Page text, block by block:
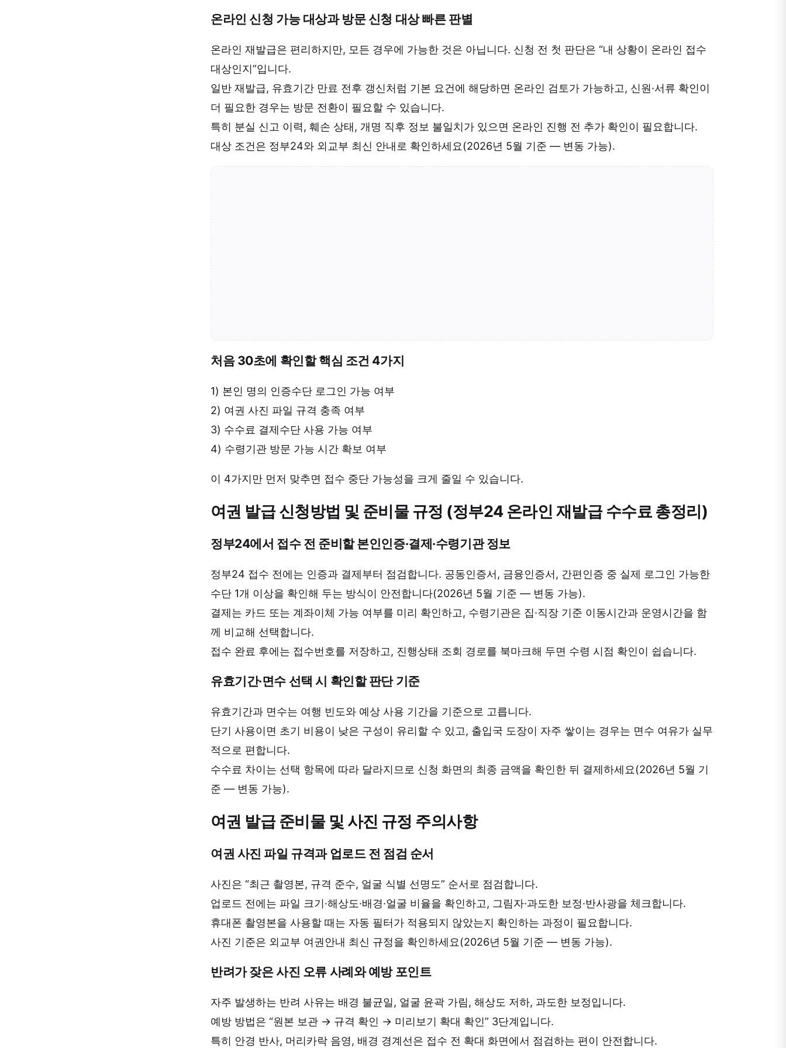
온라인 신청 가능 대상과 방문 신청 대상 빠른 판별
온라인 재발급은 편리하지만, 모든 경우에 가능한 것은 아닙니다. 신청 전 첫 판단은 “내 상황이 온라인 접수
대상인지”입니다.
일반 재발급, 유효기간 만료 전후 갱신처럼 기본 요건에 해당하면 온라인 검토가 가능하고, 신원·서류 확인이
더 필요한 경우는 방문 전환이 필요할 수 있습니다.
특히 분실 신고 이력, 훼손 상태, 개명 직후 정보 불일치가 있으면 온라인 진행 전 추가 확인이 필요합니다.
대상 조건은 정부24와 외교부 최신 안내로 확인하세요(2026년 5월 기준 — 변동 가능).
처음 30초에 확인할 핵심 조건 4가지
1) 본인 명의 인증수단 로그인 가능 여부
2) 여권 사진 파일 규격 충족 여부
3) 수수료 결제수단 사용 가능 여부
4) 수령기관 방문 가능 시간 확보 여부
이 4가지만 먼저 맞추면 접수 중단 가능성을 크게 줄일 수 있습니다.
여권 발급 신청방법 및 준비물 규정 (정부24 온라인 재발급 수수료 총정리)
정부24에서 접수 전 준비할 본인인증·결제·수령기관 정보
정부24 접수 전에는 인증과 결제부터 점검합니다. 공동인증서, 금융인증서, 간편인증 중 실제 로그인 가능한
수단 1개 이상을 확인해 두는 방식이 안전합니다(2026년 5월 기준 — 변동 가능).
결제는 카드 또는 계좌이체 가능 여부를 미리 확인하고, 수령기관은 집·직장 기준 이동시간과 운영시간을 함
께 비교해 선택합니다.
접수 완료 후에는 접수번호를 저장하고, 진행상태 조회 경로를 북마크해 두면 수령 시점 확인이 쉽습니다.
유효기간·면수 선택 시 확인할 판단 기준
유효기간과 면수는 여행 빈도와 예상 사용 기간을 기준으로 고릅니다.
단기 사용이면 초기 비용이 낮은 구성이 유리할 수 있고, 출입국 도장이 자주 쌓이는 경우는 면수 여유가 실무
적으로 편합니다.
수수료 차이는 선택 항목에 따라 달라지므로 신청 화면의 최종 금액을 확인한 뒤 결제하세요(2026년 5월 기
준 — 변동 가능).
여권 발급 준비물 및 사진 규정 주의사항
여권 사진 파일 규격과 업로드 전 점검 순서
사진은 “최근 촬영본, 규격 준수, 얼굴 식별 선명도” 순서로 점검합니다.
업로드 전에는 파일 크기·해상도·배경·얼굴 비율을 확인하고, 그림자·과도한 보정·반사광을 체크합니다.
휴대폰 촬영본을 사용할 때는 자동 필터가 적용되지 않았는지 확인하는 과정이 필요합니다.
사진 기준은 외교부 여권안내 최신 규정을 확인하세요(2026년 5월 기준 — 변동 가능).
반려가 잦은 사진 오류 사례와 예방 포인트
자주 발생하는 반려 사유는 배경 불균일, 얼굴 윤곽 가림, 해상도 저하, 과도한 보정입니다.
예방 방법은 “원본 보관 → 규격 확인 → 미리보기 확대 확인” 3단계입니다.
특히 안경 반사, 머리카락 음영, 배경 경계선은 접수 전 확대 화면에서 점검하는 편이 안전합니다.